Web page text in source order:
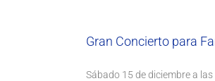
Gran Concierto para
Sábado 15 de diciembre a